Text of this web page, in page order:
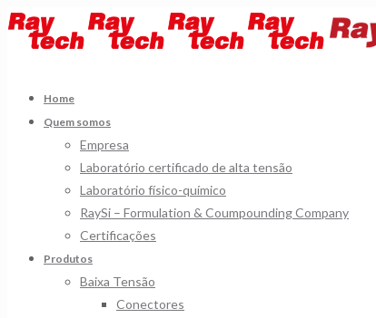
Home
Quem somos
Empresa
Laboratório certificado de alta tensão
Laboratório físico-químico
RaySi – Formulation & Coumpounding Company
Certificações
Produtos
Baixa Tensão
Conectores